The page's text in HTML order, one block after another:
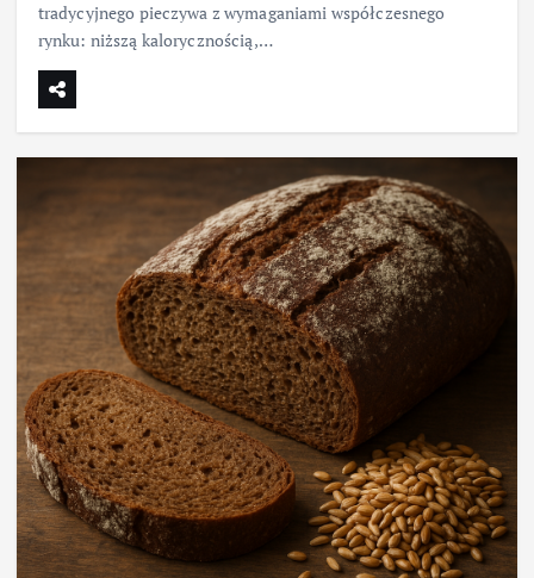
tradycyjnego pieczywa z wymaganiami współczesnego
rynku: niższą kalorycznością,…